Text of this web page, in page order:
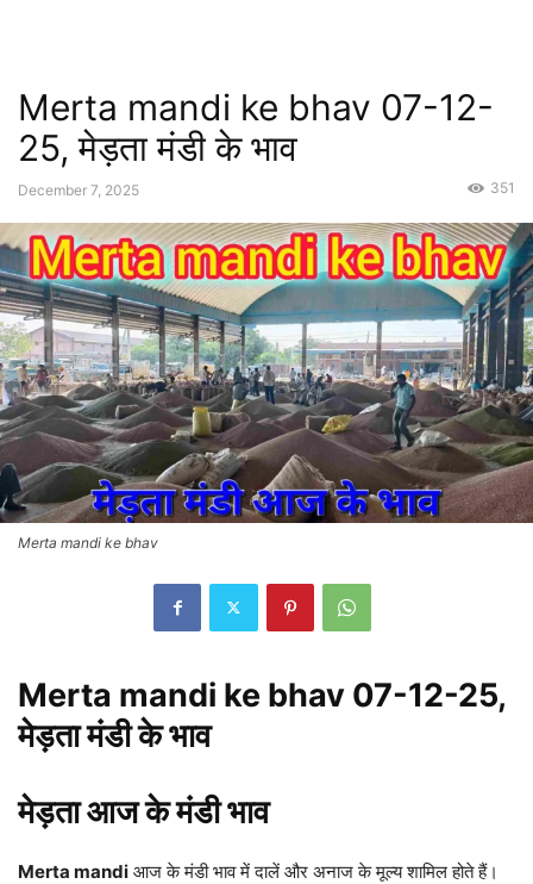
Merta mandi ke bhav 07-12-
25, मेड़ता मंडी के भाव
December 7, 2025 351
Merta mandi ke bhav
Merta mandi ke bhav 07-12-25,
मेड़ता मंडी के भाव
मेड़ता आज के मंडी भाव
Merta mandi आज के मंडी भाव में दालें और अनाज के मूल्य शामिल होते हैं।